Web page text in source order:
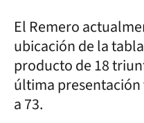
El Remero
ubicación de la
producto de 18
última presentación
a 73.